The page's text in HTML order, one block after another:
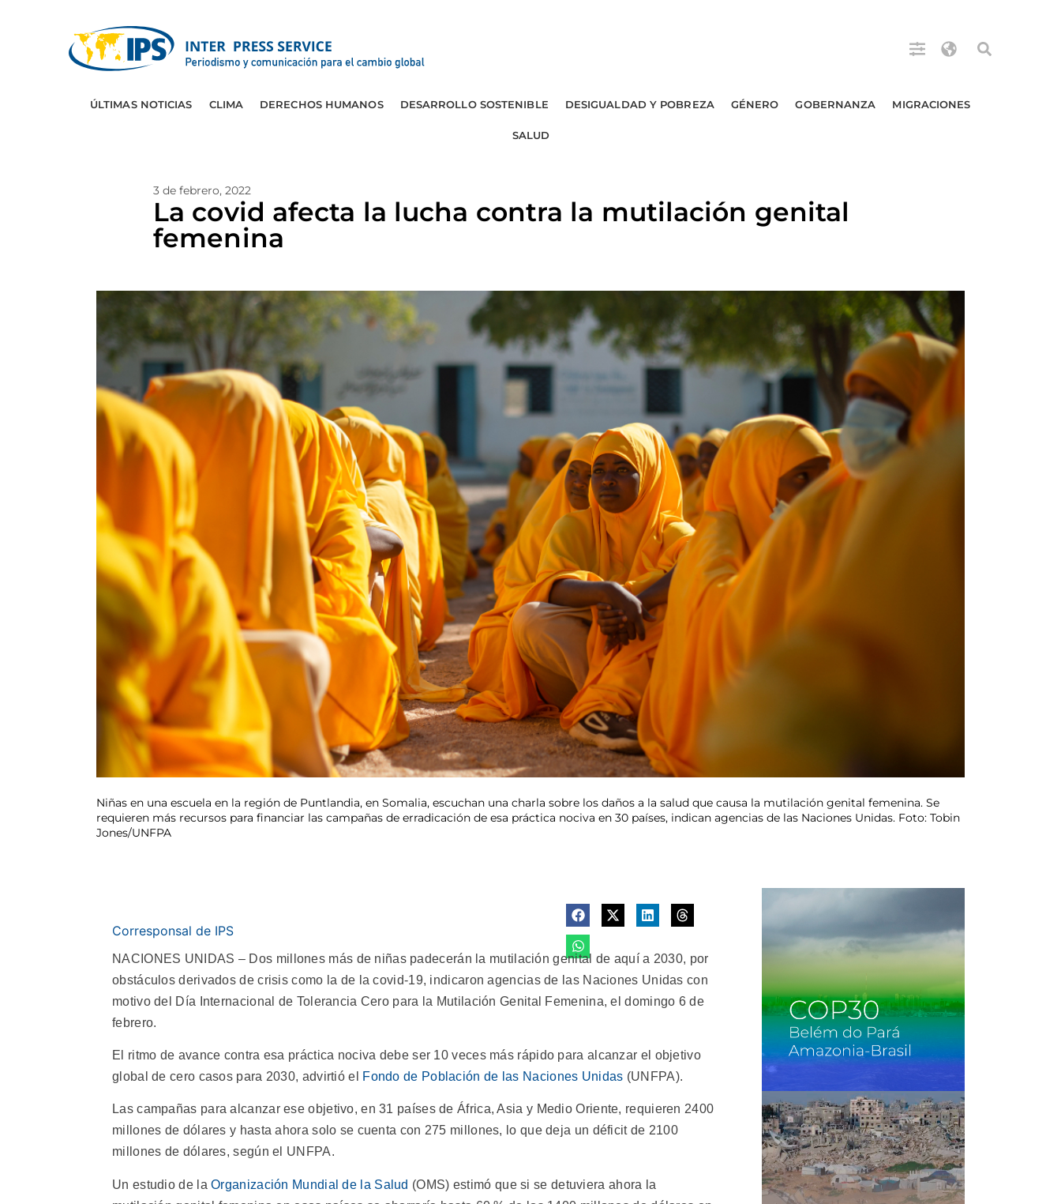
ÚLTIMAS NOTICIAS CLIMA DERECHOS HUMANOS DESARROLLO SOSTENIBLE DESIGUALDAD Y POBREZA GÉNERO GOBERNANZA MIGRACIONES
SALUD
3 de febrero, 2022
La covid afecta la lucha contra la mutilación genital
femenina
Niñas en una escuela en la región de Puntlandia, en Somalia, escuchan una charla sobre los daños a la salud que causa la mutilación genital femenina. Se
requieren más recursos para financiar las campañas de erradicación de esa práctica nociva en 30 países, indican agencias de las Naciones Unidas. Foto: Tobin
Jones/UNFPA
Corresponsal de IPS
NACIONES UNIDAS – Dos millones más de niñas padecerán la mutilación genital de aquí a 2030, por
obstáculos derivados de crisis como la de la covid-19, indicaron agencias de las Naciones Unidas con
motivo del Día Internacional de Tolerancia Cero para la Mutilación Genital Femenina, el domingo 6 de
febrero.
El ritmo de avance contra esa práctica nociva debe ser 10 veces más rápido para alcanzar el objetivo
global de cero casos para 2030, advirtió el
Fondo de Población de las Naciones Unidas (UNFPA).
Las campañas para alcanzar ese objetivo, en 31 países de África, Asia y Medio Oriente, requieren 2400
millones de dólares y hasta ahora solo se cuenta con 275 millones, lo que deja un déficit de 2100
millones de dólares, según el UNFPA.
Un estudio de laOrganización Mundial de la Salud (OMS) estimó que si se detuviera ahora la